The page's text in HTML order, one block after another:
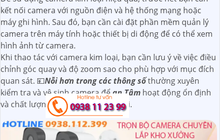
kết nối camera với nguồn điện và hệ thống mạng hoặc
máy ghi hình. Sau đó, bạn cần cài đặt phần mềm quản lý
camera trên máy tính hoặc thiết bị di động để có thể xem
hình ảnh từ camera.
Khi thao tác với camera kim loại, bạn cần lưu ý về việc điều
chỉnh góc quay và độ zoom sao cho phù hợp với mục đích
quan sát. 💴Nỗi hơn trong các thông sốthường xuyên
kiểm tra và vệ sinh camera đểan Tâm hoạt động ổn định
và chất lượng hình ảnh được ghi lại.